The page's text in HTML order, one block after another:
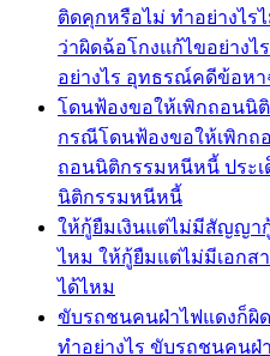
ติดคุกหรือไม่ ทำอย่างไ
ว่าผิดฉ้อโกงแก้ไขอย่าง
อย่างไร อุทธรณ์คดีข้อหา
โดนฟ้องขอให้เพิกถอนนิ
กรณีโดนฟ้องขอให้เพิกถ
ถอนนิติกรรมหนีหนี้ ประ
นิติกรรมหนีหนี้
ให้กู้ยืมเงินแต่ไม่มีสัญญา
ไหม ให้กู้ยืมแต่ไม่มีเอกส
ได้ไหม
ขับรถชนคนฝ่าไฟแดงก็ผิ
ทำอย่างไร ขับรถชนคนฝ่